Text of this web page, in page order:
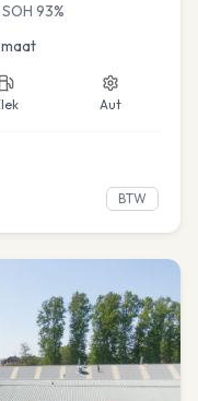
93%
Aut
BTW